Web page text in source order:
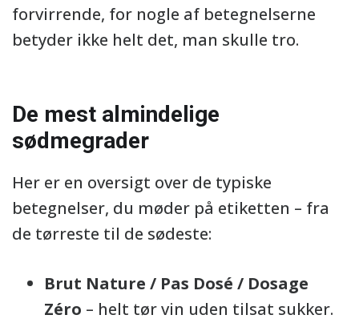
forvirrende, for nogle af betegnelserne
betyder ikke helt det, man skulle tro.
De mest almindelige
sødmegrader
Her er en oversigt over de typiske
betegnelser, du møder på etiketten – fra
de tørreste til de sødeste:
Brut Nature / Pas Dosé / Dosage
Zéro – helt tør vin uden tilsat sukker.